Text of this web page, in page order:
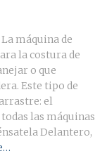
máquina de
la costura de
o que
Este tipo de
el
las máquinas
Delantero,